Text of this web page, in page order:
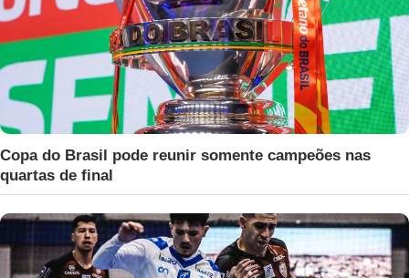
Copa do Brasil pode reunir somente campeões nas
quartas de final